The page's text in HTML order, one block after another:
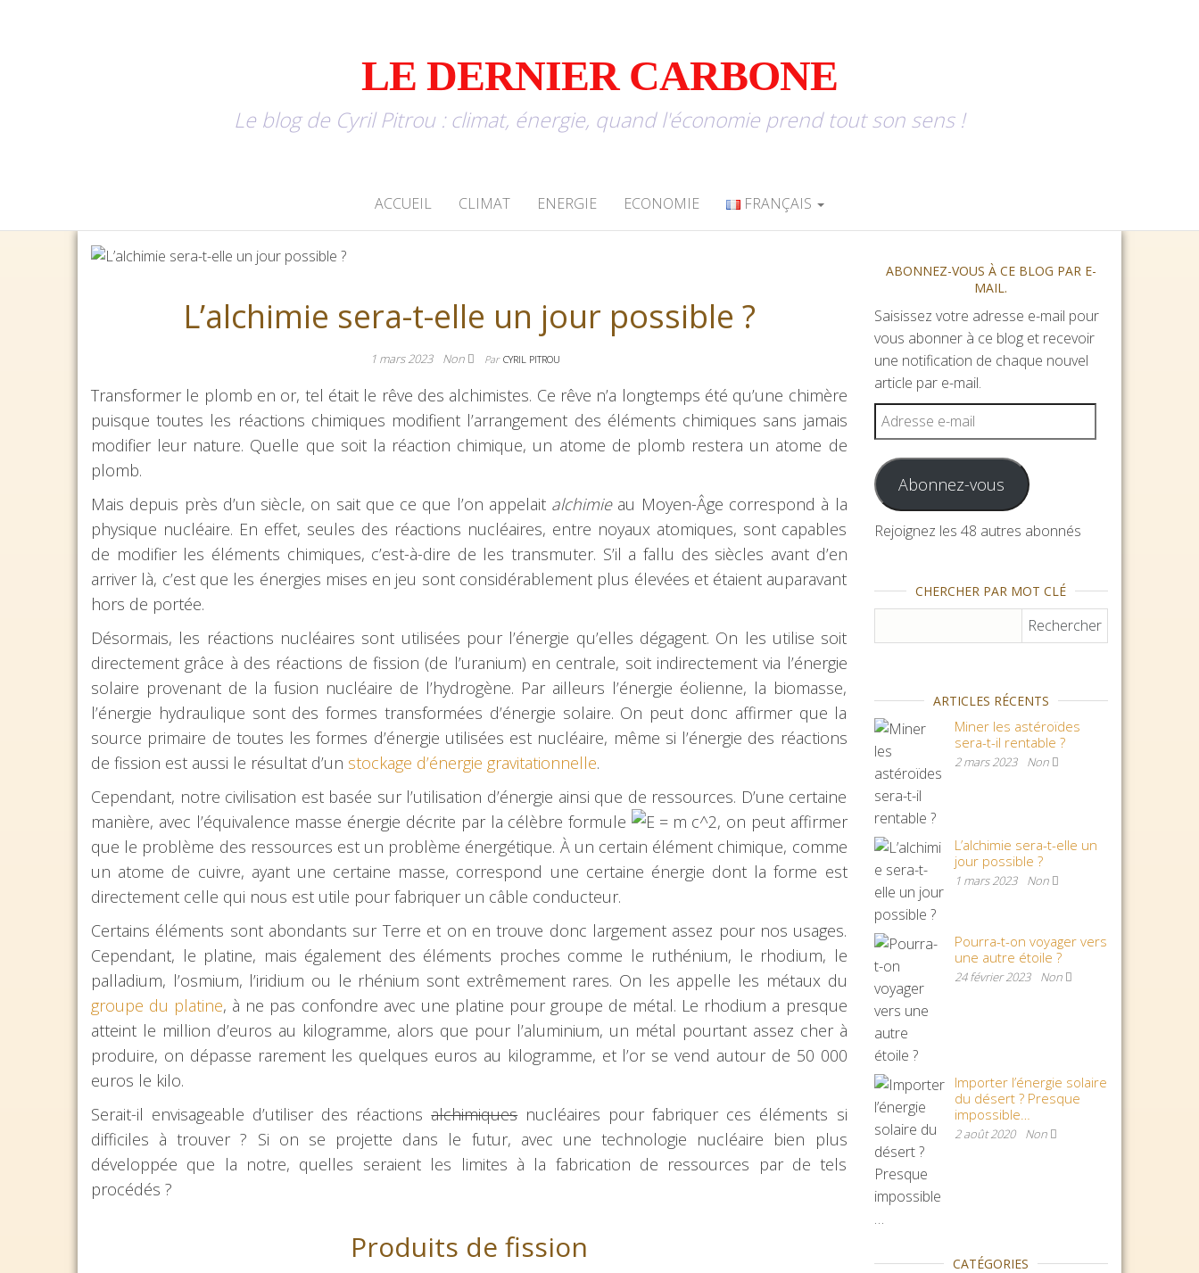
LE DERNIER CARBONE
Le blog de Cyril Pitrou : climat, énergie, quand l'économie prend tout son sens !
ACCUEIL CLIMAT ENERGIE ECONOMIE FRANÇAIS
L’alchimie sera-t-elle un jour possible ?
1 mars 2023 Non Par CYRIL PITROU
Transformer le plomb en or, tel était le rêve des alchimistes. Ce rêve n’a longtemps été qu’une chimère
puisque toutes les réactions chimiques modifient l’arrangement des éléments chimiques sans jamais
modifier leur nature. Quelle que soit la réaction chimique, un atome de plomb restera un atome de
plomb.
Mais depuis près d’un siècle, on sait que ce que l’on appelait alchimieau Moyen-Âge correspond à la
physique nucléaire. En effet, seules des réactions nucléaires, entre noyaux atomiques, sont capables
de modifier les éléments chimiques, c’est-à-dire de les transmuter. S’il a fallu des siècles avant d’en
arriver là, c’est que les énergies mises en jeu sont considérablement plus élevées et étaient auparavant
hors de portée.
Désormais, les réactions nucléaires sont utilisées pour l’énergie qu’elles dégagent. On les utilise soit
directement grâce à des réactions de fission (de l’uranium) en centrale, soit indirectement via l’énergie
solaire provenant de la fusion nucléaire de l’hydrogène. Par ailleurs l’énergie éolienne, la biomasse,
l’énergie hydraulique sont des formes transformées d’énergie solaire. On peut donc affirmer que la
source primaire de toutes les formes d’énergie utilisées est nucléaire, même si l’énergie des réactions
de fission est aussi le résultat d’un stockage d’énergie gravitationnelle.
Cependant, notre civilisation est basée sur l’utilisation d’énergie ainsi que de ressources. D’une certaine
manière, avec l’équivalence masse énergie décrite par la célèbre formule
, on peut affirmer
que le problème des ressources est un problème énergétique. À un certain élément chimique, comme
un atome de cuivre, ayant une certaine masse, correspond une certaine énergie dont la forme est
directement celle qui nous est utile pour fabriquer un câble conducteur.
Certains éléments sont abondants sur Terre et on en trouve donc largement assez pour nos usages.
Cependant, le platine, mais également des éléments proches comme le ruthénium, le rhodium, le
palladium, l’osmium, l’iridium ou le rhénium sont extrêmement rares. On les appelle les métaux du
groupe du platine, à ne pas confondre avec une platine pour groupe de métal. Le rhodium a presque
atteint le million d’euros au kilogramme, alors que pour l’aluminium, un métal pourtant assez cher à
produire, on dépasse rarement les quelques euros au kilogramme, et l’or se vend autour de 50 000
euros le kilo.
Serait-il envisageable d’utiliser des réactionsalchimiquesnucléaires pour fabriquer ces éléments si
difficiles à trouver ? Si on se projette dans le futur, avec une technologie nucléaire bien plus
développée que la notre, quelles seraient les limites à la fabrication de ressources par de tels
procédés ?
Produits de fission
ABONNEZ-VOUS À CE BLOG PAR E-
MAIL.
Saisissez votre adresse e-mail pour
vous abonner à ce blog et recevoir
une notification de chaque nouvel
article par e-mail.
Adresse e-mail
Abonnez-vous
Rejoignez les 48 autres abonnés
CHERCHER PAR MOT CLÉ
ARTICLES RÉCENTS
Miner les astéroïdes
sera-t-il rentable ?
2 mars 2023 Non
L’alchimie sera-t-elle un
jour possible ?
1 mars 2023 Non
Pourra-t-on voyager vers
une autre étoile ?
24 février 2023 Non
Importer l’énergie solaire
du désert ? Presque
impossible…
2 août 2020 Non
CATÉGORIES